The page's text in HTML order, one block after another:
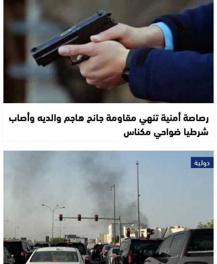
رصاصة أمنية تنهي مقاومة جانح هاجم والديه وأصاب
شرطيا ضواحي مكناس
دولية